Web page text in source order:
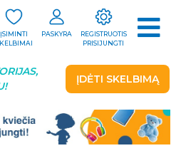
ĮSIMINTI
PASKYRA
REGISTRUOTIS
PRISIJUNGTI
ĮDĖTI SKELBIMĄ